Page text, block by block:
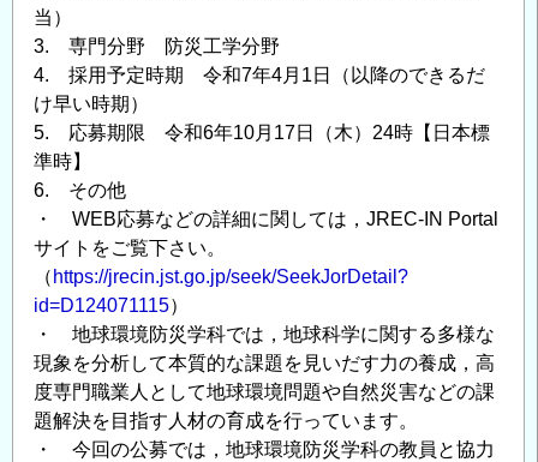
当）
3. 専門分野 防災工学分野
4. 採用予定時期 令和7年4月1日（以降のできるだ
け早い時期）
5. 応募期限 令和6年10月17日（木）24時【日本標
準時】
6. その他
・ WEB応募などの詳細に関しては，JREC-IN Portal
サイトをご覧下さい。
（ https://jrecin.jst.go.jp/seek/SeekJorDetail?
id=D124071115）
・ 地球環境防災学科では，地球科学に関する多様な
現象を分析して本質的な課題を見いだす力の養成，高
度専門職業人として地球環境問題や自然災害などの課
題解決を目指す人材の育成を行っています。
・ 今回の公募では，地球環境防災学科の教員と協力